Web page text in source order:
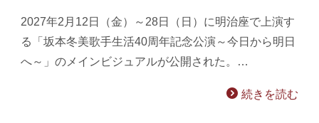
2027年2月12日（金）～28日（日）に明治座で上演す
る「坂本冬美歌手生活40周年記念公演～今日から明日
へ～」のメインビジュアルが公開された。…
続きを読む